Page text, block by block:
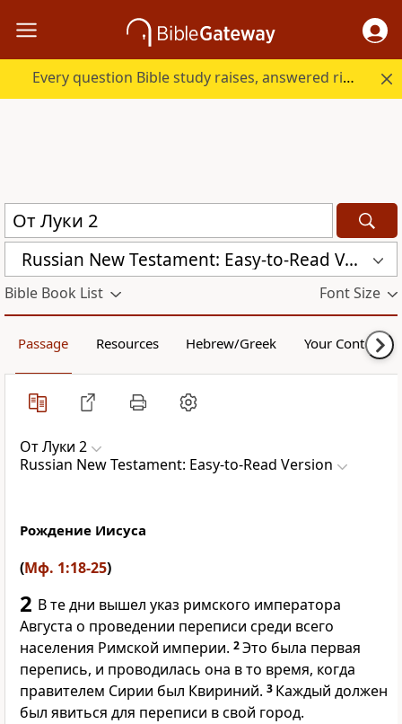
Every question Bible study raises, answered right here.
Russian New Testament: Easy-to-Read Version (ERV-RU)
Bible Book List Font Size
Passage Resources Hebrew/Greek Your Content
От Луки 2
Russian New Testament: Easy-to-Read Version
Рождение Иисуса
(Мф. 1:18-25)
2 В те дни вышел указ римского императора
Августа о проведении переписи среди всего
населения Римской империи. 2Это была первая
перепись, и проводилась она в то время, когда
правителем Сирии был Квириний. 3 Каждый должен
был явиться для переписи в свой город.